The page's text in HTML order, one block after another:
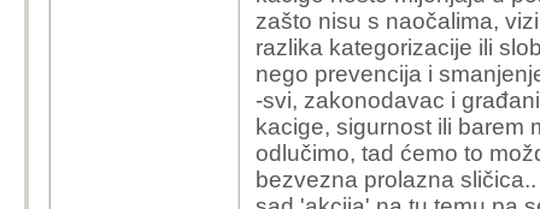
zašto nisu s naočalima,
razlika kategorizacije ili
nego prevencija i
-svi, zakonodavac i
kacige, sigurnost ili barem
odlučimo, tad ćemo to
bezvezna prolazna